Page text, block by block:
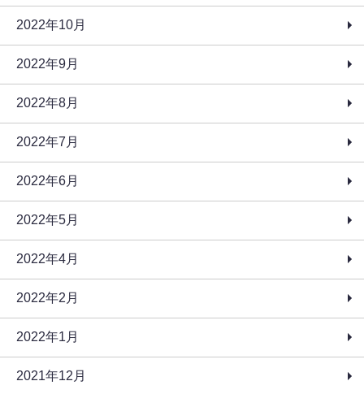
2022年10月
2022年9月
2022年8月
2022年7月
2022年6月
2022年5月
2022年4月
2022年2月
2022年1月
2021年12月